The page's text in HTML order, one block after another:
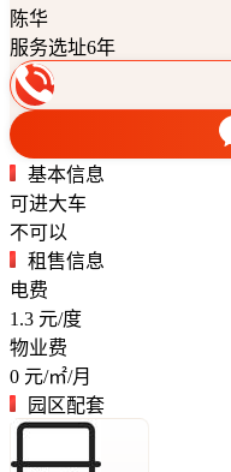
陈华
服务选址6年
基本信息
可进大车
不可以
租售信息
电费
1.3 元/度
物业费
0 元/㎡/月
园区配套